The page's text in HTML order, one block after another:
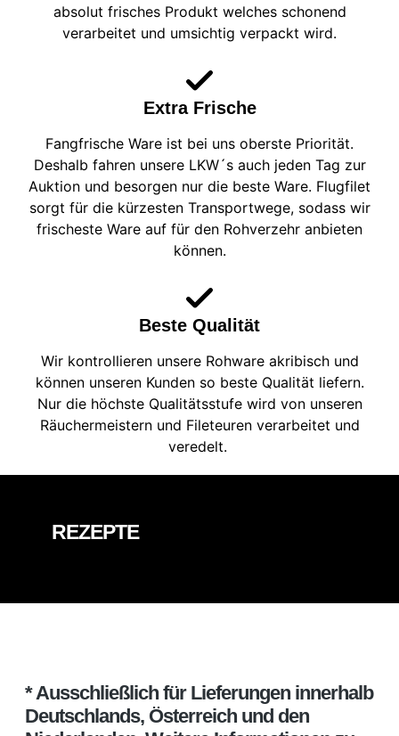
absolut frisches Produkt welches schonend
verarbeitet und umsichtig verpackt wird.
Extra Frische
Fangfrische Ware ist bei uns oberste Priorität.
Deshalb fahren unsere LKW´s auch jeden Tag zur
Auktion und besorgen nur die beste Ware. Flugfilet
sorgt für die kürzesten Transportwege, sodass wir
frischeste Ware auf für den Rohverzehr anbieten
können.
Beste Qualität
Wir kontrollieren unsere Rohware akribisch und
können unseren Kunden so beste Qualität liefern.
Nur die höchste Qualitätsstufe wird von unseren
Räuchermeistern und Fileteuren verarbeitet und
veredelt.
REZEPTE
* Ausschließlich für Lieferungen innerhalb
Deutschlands, Österreich und den